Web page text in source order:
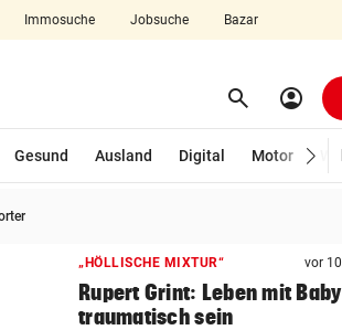
Immosuche Jobsuche Bazar
search Suchen
account_circle
Gesund Ausland Digital Motor
„HÖLLISCHE MIXTUR“ vor
Rupert Grint: Leben mit
traumatisch sein